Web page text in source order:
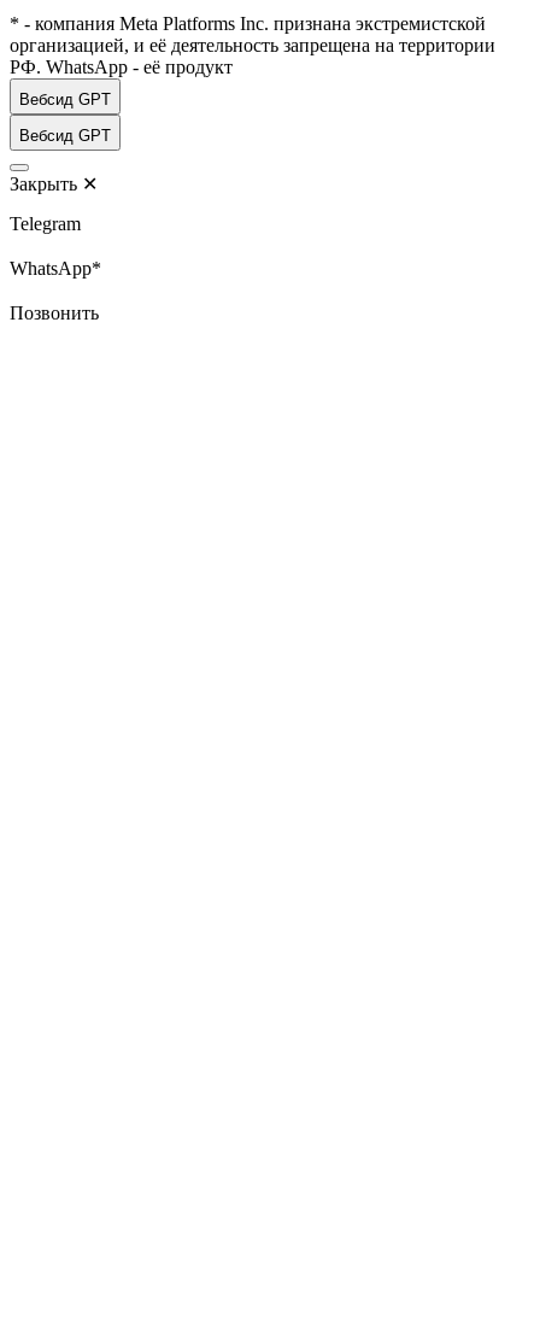
* - компания Meta Platforms Inc. признана экстремистской
организацией, и её деятельность запрещена на территории
РФ. WhatsApp - её продукт
Вебсид GPT
Вебсид GPT
Закрыть ✕
Telegram
WhatsApp*
Позвонить